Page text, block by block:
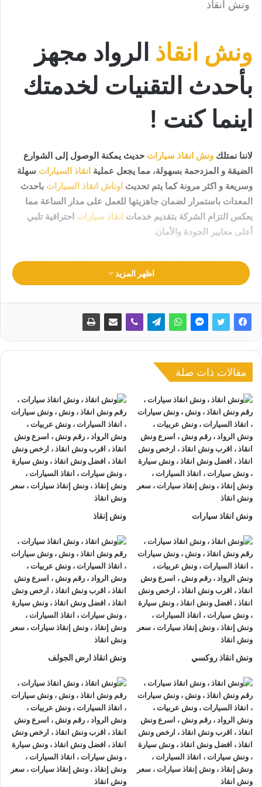
ونش انقاذ
ونش انقاذ الرواد مجهز
بأحدث التقنيات لخدمتك
اينما كنت !
لاننا نمتلك ونش انقاذ سيارات حديث يمكنة الوصول إلى الشوارع
الضيقة و المزدحمة بسهولة، مما يجعل عملية انقاذ السيارات سهلة
وسريعة و اكثر مرونة كما يتم تحديث اوناش انقاذ السيارات باحدث
المعدات باستمرار لضمان جاهزيتها للعمل على مدار الساعة مما
يعكس التزام الشركة بتقديم خدمات انقاذ سيارات احترافية تلبي
أعلى معايير الجودة والأمان.
اكتشف معنا كيف يمكن لخدماتانقاذ السياراتالمتميزة ان تكون
شريكك الامثل في اي موقف طارئ على الطريق.
اقرأ في هذا المقال
افضل ونش انقاذ
رقم ونش انقاذ
رقم ونش انقاذ سيارات
ونش انقاذ سيارات
ونش انقاذ قريب مني
خدمة ونش فورية
ونش انقاذ 24 ساعة
ونش سيارات قريب مني
ونش انقاذ على الطرق السريعة
طريقة التواصل مع ونش انقاذ
خدمات السحب والنقل الفوري
خدمات الطوارئ للسيارات
انقاذ السيارة عند التعطل
ونش انقاذ
تجهيز الونش بأحدث التقنيات هو العامل الأساسي لضمان جودة
الخدمة فإن شركة الرواد لانقاذ السيارات تعتمد على احدث معدات
انقاذ السياراتفي عمليات الانقاذ بداية من اجهزة التتبع لتحديد موقع
السيارة بدقة وحتى انظمة التحكم الحديثة التي تتيح رفع السيارتو
سحب السيارات بأمان وسلاسة دون التسبب بأي ضرر.
وجود هذه التقنيات المتطورة يعني ان كل عملية انقاذ تتم بسرعة
اظهر المزيد
مقالات ذات صلة
ونش انقاذ سيارات ونش إنقاذ
ونش انقاذ روكسي ونش انقاذ ارض الجولف